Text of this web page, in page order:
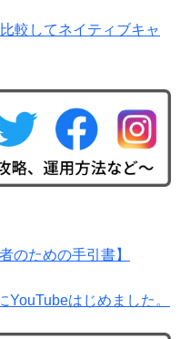
較してネイティブキャ
のための手引書】
はじめました。